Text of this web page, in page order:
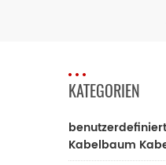
KATEGORIEN
Kabelbaum